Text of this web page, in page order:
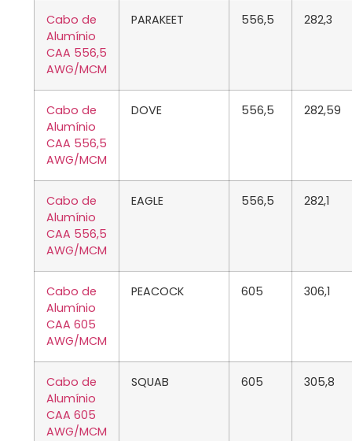
Cabo de
Alumínio
CAA 556,5
AWG/MCM
PARAKEET 556,5 282,3
Cabo de
Alumínio
CAA 556,5
AWG/MCM
DOVE 556,5 282,59
Cabo de
Alumínio
CAA 556,5
AWG/MCM
EAGLE 556,5 282,1
Cabo de
Alumínio
CAA 605
AWG/MCM
PEACOCK 605 306,1
Cabo de
Alumínio
CAA 605
AWG/MCM
SQUAB 605 305,8